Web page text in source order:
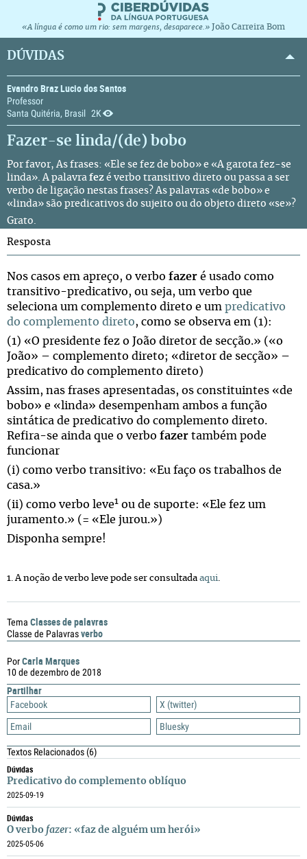
«A língua é como um rio: sem margens, desaparece.» João Carreira Bom
DÚVIDAS
Evandro Braz Lucio dos Santos
Professor
Santa Quitéria, Brasil 2K
Fazer-se linda/(de) bobo
Por favor, As frases: «Ele se fez de bobo» e «A garota fez-se
linda». A palavra fez é verbo transitivo direto ou passa a ser
verbo de ligação nestas frases? As palavras «de bobo» e
«linda» são predicativos do sujeito ou do objeto direto «se»?
Grato.
PorCarla Marques
10 de dezembro de 2018
Partilhar
Facebook
X (twitter)
Email
Bluesky
Textos Relacionados(6)
Dúvidas
Predicativo do complemento oblíquo
2025-09-19
Dúvidas
O verbo fazer: «faz de alguém um herói»
2025-05-06
Resposta
Nos casos em apreço, o verbo fazer é usado como
transitivo-predicativo, ou seja, um verbo que
seleciona um complemento direto e um predicativo
do complemento direto, como se observa em (1):
(1) «O presidente fez o João diretor de secção.» («o
João» – complemento direto; «diretor de secção» –
predicativo do complemento direto)
Assim, nas frases apresentadas, os constituintes «de
bobo» e «linda» desempenham ambos a função
sintática de predicativo do complemento direto.
Refira-se ainda que o verbo fazer também pode
funcionar
(i) como verbo transitivo: «Eu faço os trabalhos de
casa.»
(ii) como verbo leve1 ou de suporte: «Ele fez um
juramento.» (= «Ele jurou.»)
Disponha sempre!
1. A noção de verbo leve pode ser consultada aqui.
Tema Classes de palavras
Classe de Palavrasverbo